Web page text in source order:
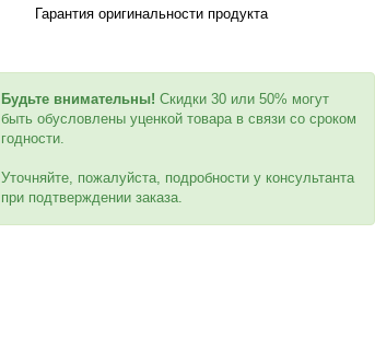
Гарантия оригинальности продукта
Будьте внимательны! Скидки 30 или 50% могут
быть обусловлены уценкой товара в связи со сроком
годности.
Уточняйте, пожалуйста, подробности у консультанта
при подтверждении заказа.